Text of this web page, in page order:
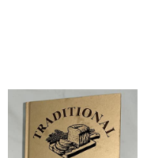
Verkäufer werden